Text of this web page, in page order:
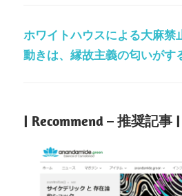
ホワイトハウスによる大麻禁
動きは、縁故主義の匂いがす
| Recommend – 推奨記事 |